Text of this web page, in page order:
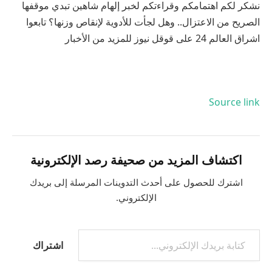
نشكر لكم اهتمامكم وقراءتكم لخبر إلهام شاهين تبدي موقفها
الصريح من الاعتزال.. وهل لجأت للأدوية لإنقاص وزنها؟ تابعوا
اشراق العالم 24 على قوقل نيوز للمزيد من الأخبار
Source link
اكتشاف المزيد من صحيفة رصد الإلكترونية
اشترك للحصول على أحدث التدوينات المرسلة إلى بريدك
الإلكتروني.
اشتراك